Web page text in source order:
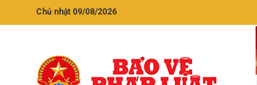
Chủ nhật 09/08/2026